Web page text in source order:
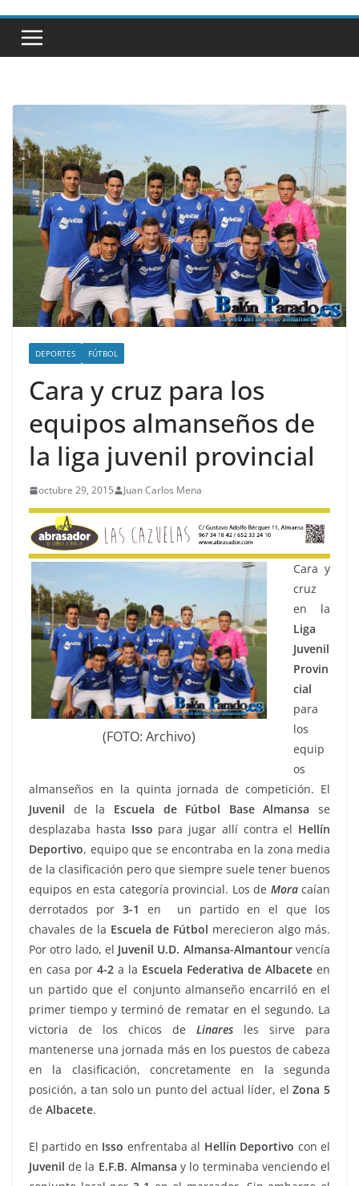
DEPORTES FÚTBOL
Cara y cruz para los
equipos almanseños de
la liga juvenil provincial
octubre 29, 2015 Juan Carlos Mena
(FOTO: Archivo)
Cara y
cruz
en la
Liga
Juvenil
Provin
cial
para
los
equip
os
almanseños en la quinta jornada de competición. El
Juvenil de la Escuela de Fútbol Base Almansa se
desplazaba hasta Isso para jugar allí contra el Hellín
Deportivo, equipo que se encontraba en la zona media
de la clasificación pero que siempre suele tener buenos
equipos en esta categoría provincial. Los de Moracaían
derrotados por 3-1
en un partido en el que los
chavales de la Escuela de Fútbol merecieron algo más.
Por otro lado, el Juvenil U.D. Almansa-Almantourvencía
en casa por 4-2 a la Escuela Federativa de Albacete en
un partido que el conjunto almanseño encarriló en el
primer tiempo y terminó de rematar en el segundo. La
victoria de los chicos de Linares les sirve para
mantenerse una jornada más en los puestos de cabeza
en la clasificación, concretamente en la segunda
posición, a tan solo un punto del actual líder, elZona 5
de Albacete.
El partido en Isso enfrentaba al Hellín Deportivo con el
Juvenil de la E.F.B. Almansa y lo terminaba venciendo el